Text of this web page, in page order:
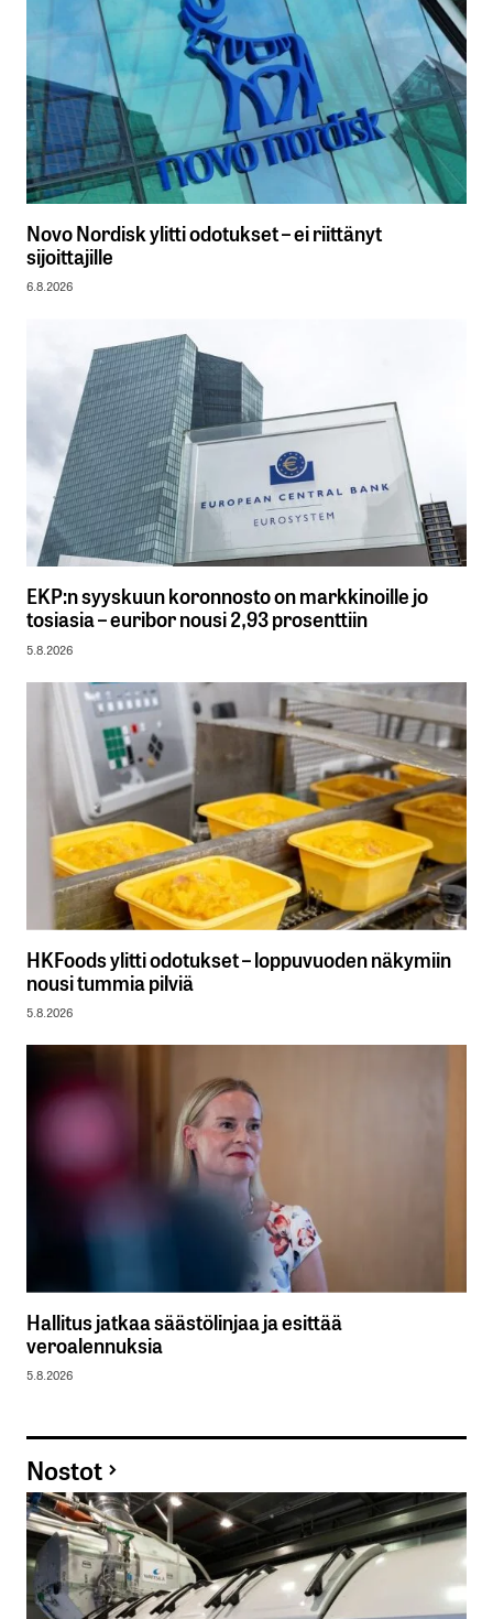
Novo Nordisk ylitti odotukset – ei riittänyt
sijoittajille
6.8.2026
EKP:n syyskuun koronnosto on markkinoille jo
tosiasia – euribor nousi 2,93 prosenttiin
5.8.2026
HKFoods ylitti odotukset – loppuvuoden näkymiin
nousi tummia pilviä
5.8.2026
Hallitus jatkaa säästölinjaa ja esittää
veroalennuksia
5.8.2026
Nostot